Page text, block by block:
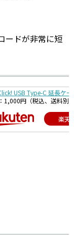
ードが非常に短
USB Type-C 延長ケ
1,000円（税込、送料別)
楽天